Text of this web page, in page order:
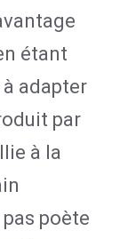
étant
adapter
par
à la
poète